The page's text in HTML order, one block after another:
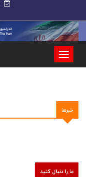
خبرها
ما را دنبال کنید